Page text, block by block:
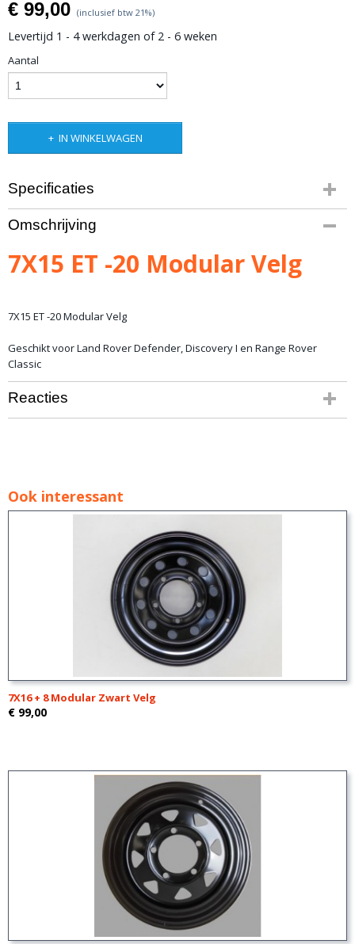
€ 99,00 (inclusief btw 21%)
Levertijd 1 - 4 werkdagen of 2 - 6 weken
Aantal
IN WINKELWAGEN
Specificaties
Bruto gewicht
16,00 Kg
Omschrijving
7X15 ET -20 Modular Velg
7X15 ET -20 Modular Velg
Geschikt voor Land Rover Defender, Discovery I en Range Rover
Classic
Reacties
Ook interessant
7X16 + 8 Modular Zwart Velg
€ 99,00